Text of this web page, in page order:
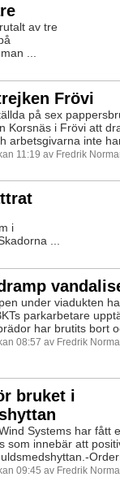
av tre
...
Frövi
på sex
Korsnäs i Frövi att
arbetsgivarna inte
11:19 av Fredrik
i
...
under viadukten
parkarbetare
har brutits bort
08:57 av Fredrik
bruket i
Systems har fått
som innebär att
09:45 av Fredrik